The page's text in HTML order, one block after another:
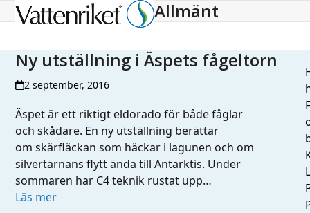
Open
menu
Close
menu
Allmänt
Ny utställning i Äspets fågeltorn
2 september, 2016
Äspet är ett riktigt eldorado för både fåglar
och skådare. En ny utställning berättar
om skärfläckan som häckar i lagunen och om
silvertärnans flytt ända till Antarktis. Under
sommaren har C4 teknik rustat upp…
Läs mer